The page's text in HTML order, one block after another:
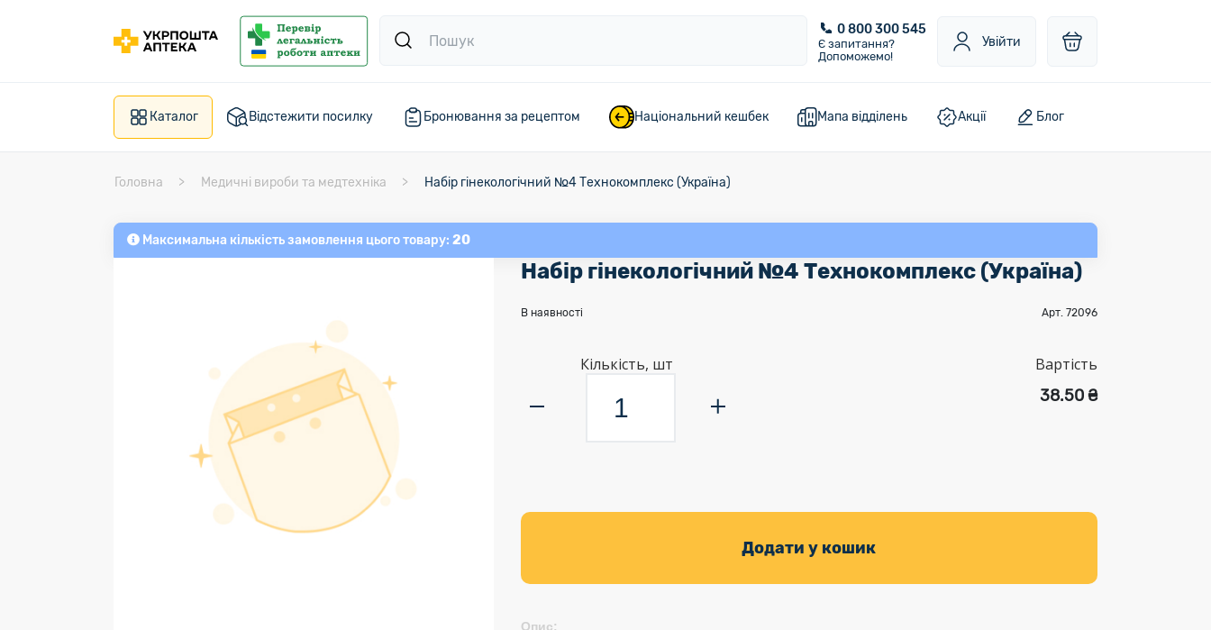
0 800 300 545
Є запитання?
Допоможемо!
Увійти
Каталог Відстежити посилку Бронювання за рецептом Національний кешбек Мапа відділень Акції Блог
Головна Медичні вироби та медтехніка Набір гінекологічний №4 Технокомплекс (Україна)
Максимальна кількість замовлення цього товару: 20
Набір гінекологічний №4 Технокомплекс (Україна)
В наявності Арт. 72096
Кількість, шт
Вартість
38.50 ₴
Додати у кошик
Опис: